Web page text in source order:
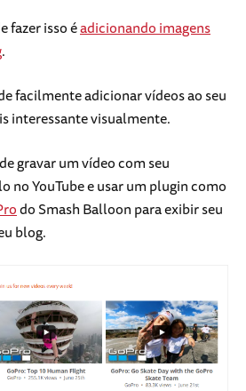
fazer isso éadicionando imagens
.
facilmente adicionar vídeos ao seu
interessante visualmente.
gravar um vídeo com seu
no YouTube e usar um plugin como
do Smash Balloon para exibir seu
blog.